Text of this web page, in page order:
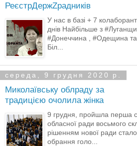
РеєстрДержZрадників
У нас в базі + 7
днів Найбільше з
#Донеччина , #Одещина та
Біл...
середа, 9 грудня 2020 р.
Миколаївську облраду за
традицією очолила жінка
9 грудня, пройшла перша
обласної ради восьмого
рішенням нової ради
обрання голо...